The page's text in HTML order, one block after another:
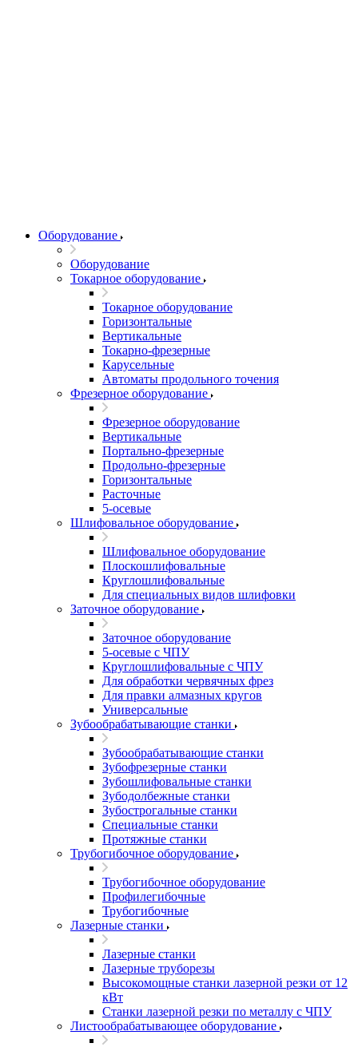
Оборудование
Оборудование
Токарное оборудование
Токарное оборудование
Горизонтальные
Вертикальные
Токарно-фрезерные
Карусельные
Автоматы продольного точения
Фрезерное оборудование
Фрезерное оборудование
Вертикальные
Портально-фрезерные
Продольно-фрезерные
Горизонтальные
Расточные
5-осевые
Шлифовальное оборудование
Шлифовальное оборудование
Плоскошлифовальные
Круглошлифовальные
Для специальных видов шлифовки
Заточное оборудование
Заточное оборудование
5-осевые с ЧПУ
Круглошлифовальные с ЧПУ
Для обработки червячных фрез
Для правки алмазных кругов
Универсальные
Зубообрабатывающие станки
Зубообрабатывающие станки
Зубофрезерные станки
Зубошлифовальные станки
Зубодолбежные станки
Зубострогальные станки
Специальные станки
Протяжные станки
Трубогибочное оборудование
Трубогибочное оборудование
Профилегибочные
Трубогибочные
Лазерные станки
Лазерные станки
Лазерные труборезы
Высокомощные станки лазерной резки от 12
кВт
Станки лазерной резки по металлу с ЧПУ
Листообрабатывающее оборудование